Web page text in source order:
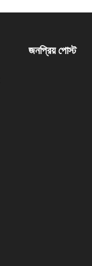
জনপ্রিয় পোস্ট